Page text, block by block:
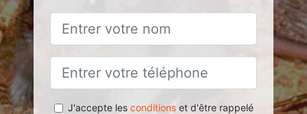
J'accepte les conditionset d'être rappelé